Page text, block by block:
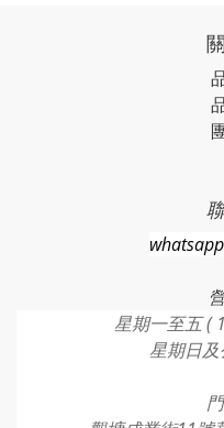
whatsapp
星期一至五 (
星期日